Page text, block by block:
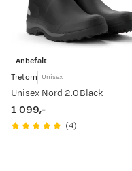
Anbefalt
Tretorn Unisex
Unisex Nord 2.0 Black
price
1 099,-
(4)